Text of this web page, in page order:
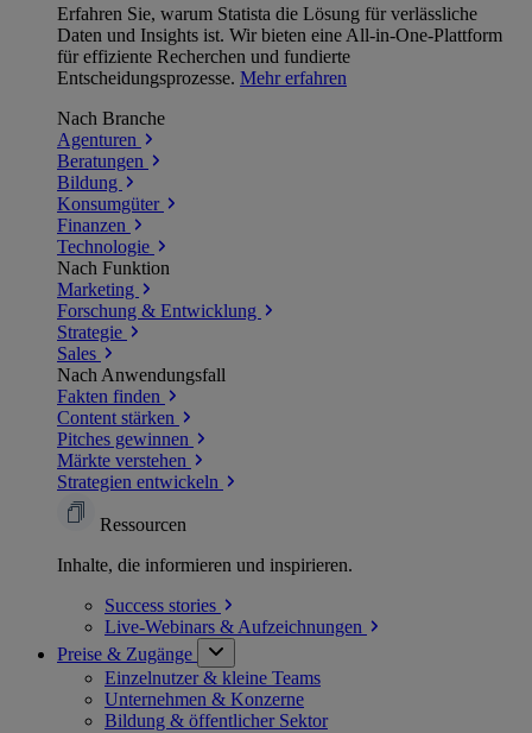
Erfahren Sie, warum Statista die Lösung für verlässliche
Daten und Insights ist. Wir bieten eine All-in-One-Plattform
für effiziente Recherchen und fundierte
Entscheidungsprozesse. Mehr erfahren
Nach Branche
Agenturen
Beratungen
Bildung
Konsumgüter
Finanzen
Technologie
Nach Funktion
Marketing
Forschung & Entwicklung
Strategie
Sales
Nach Anwendungsfall
Fakten finden
Content stärken
Pitches gewinnen
Märkte verstehen
Strategien entwickeln
Ressourcen
Inhalte, die informieren und inspirieren.
Success stories
Live-Webinars & Aufzeichnungen
Preise & Zugänge
Einzelnutzer & kleine Teams
Unternehmen & Konzerne
Bildung & öffentlicher Sektor